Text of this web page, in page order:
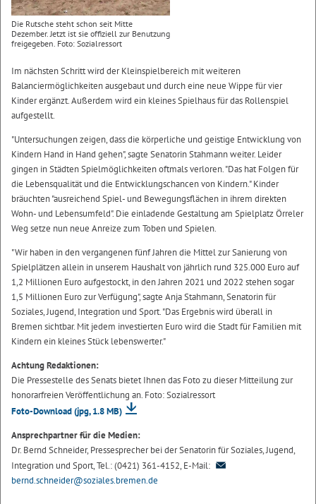
Die Rutsche steht schon seit Mitte
Dezember. Jetzt ist sie offiziell zur Benutzung
freigegeben. Foto: Sozialressort
Im nächsten Schritt wird der Kleinspielbereich mit weiteren
Balanciermöglichkeiten ausgebaut und durch eine neue Wippe für vier
Kinder ergänzt. Außerdem wird ein kleines Spielhaus für das Rollenspiel
aufgestellt.
"Untersuchungen zeigen, dass die körperliche und geistige Entwicklung von
Kindern Hand in Hand gehen", sagte Senatorin Stahmann weiter. Leider
gingen in Städten Spielmöglichkeiten oftmals verloren. "Das hat Folgen für
die Lebensqualität und die Entwicklungschancen von Kindern." Kinder
bräuchten "ausreichend Spiel- und Bewegungsflächen in ihrem direkten
Wohn- und Lebensumfeld". Die einladende Gestaltung am Spielplatz Örreler
Weg setze nun neue Anreize zum Toben und Spielen.
"Wir haben in den vergangenen fünf Jahren die Mittel zur Sanierung von
Spielplätzen allein in unserem Haushalt von jährlich rund 325.000 Euro auf
1,2 Millionen Euro aufgestockt, in den Jahren 2021 und 2022 stehen sogar
1,5 Millionen Euro zur Verfügung", sagte Anja Stahmann, Senatorin für
Soziales, Jugend, Integration und Sport. "Das Ergebnis wird überall in
Bremen sichtbar. Mit jedem investierten Euro wird die Stadt für Familien mit
Kindern ein kleines Stück lebenswerter."
Achtung Redaktionen:
Die Pressestelle des Senats bietet Ihnen das Foto zu dieser Mitteilung zur
honorarfreien Veröffentlichung an. Foto: Sozialressort
Foto-Download(jpg, 1.8 MB)
Ansprechpartner für die Medien:
Dr. Bernd Schneider, Pressesprecher bei der Senatorin für Soziales, Jugend,
Integration und Sport, Tel.: (0421) 361-4152, E-Mail:
bernd.schneider@soziales.bremen.de